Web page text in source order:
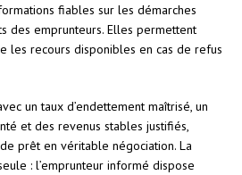
fiables sur les démarches
des emprunteurs. Elles permettent
les recours disponibles en cas de refus
un taux d’endettement maîtrisé, un
et des revenus stables justifiés,
prêt en véritable négociation. La
: l’emprunteur informé dispose